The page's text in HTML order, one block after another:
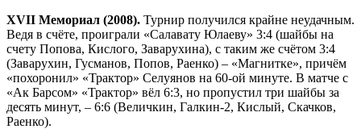
XVII Мемориал (2008). Турнир получился крайне неудачным.
Ведя в счёте, проиграли «Салавату Юлаеву» 3:4 (шайбы на
счету Попова, Кислого, Заварухина), с таким же счётом 3:4
(Заварухин, Гусманов, Попов, Раенко) – «Магнитке», причём
«похоронил» «Трактор» Селуянов на 60-ой минуте. В матче с
«Ак Барсом» «Трактор» вёл 6:3, но пропустил три шайбы за
десять минут, – 6:6 (Величкин, Галкин-2, Кислый, Скачков,
Раенко).